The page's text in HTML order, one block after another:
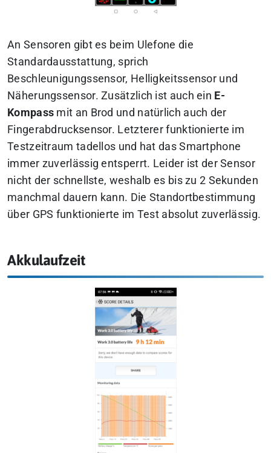
An Sensoren gibt es beim Ulefone die
Standardausstattung, sprich
Beschleunigungssensor, Helligkeitssensor und
Näherungssensor. Zusätzlich ist auch ein E-
Kompass mit an Brod und natürlich auch der
Fingerabdrucksensor. Letzterer funktionierte im
Testzeitraum tadellos und hat das Smartphone
immer zuverlässig entsperrt. Leider ist der Sensor
nicht der schnellste, weshalb es bis zu 2 Sekunden
manchmal dauern kann. Die Standortbestimmung
über GPS funktionierte im Test absolut zuverlässig.
Akkulaufzeit